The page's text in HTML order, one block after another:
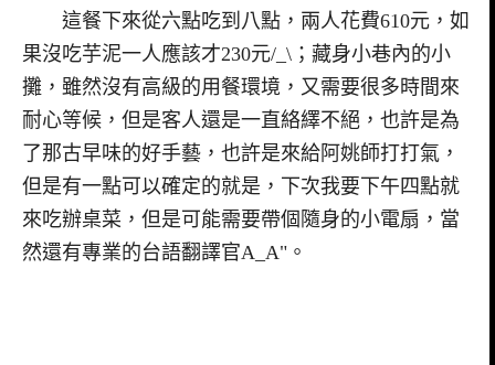
這餐下來從六點吃到八點，兩人花費610元，如
果沒吃芋泥一人應該才230元/_\；藏身小巷內的小
攤，雖然沒有高級的用餐環境，又需要很多時間來
耐心等候，但是客人還是一直絡繹不絕，也許是為
了那古早味的好手藝，也許是來給阿姚師打打氣，
但是有一點可以確定的就是，下次我要下午四點就
來吃辦桌菜，但是可能需要帶個隨身的小電扇，當
然還有專業的台語翻譯官A_A"。